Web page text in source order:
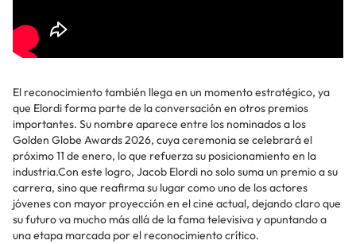
El reconocimiento también llega en un momento estratégico, ya
que Elordi forma parte de la conversación en otros premios
importantes. Su nombre aparece entre los nominados a los
Golden Globe Awards 2026, cuya ceremonia se celebrará el
próximo 11 de enero, lo que refuerza su posicionamiento en la
industria.Con este logro, Jacob Elordi no solo suma un premio a su
carrera, sino que reafirma su lugar como uno de los actores
jóvenes con mayor proyección en el cine actual, dejando claro que
su futuro va mucho más allá de la fama televisiva y apuntando a
una etapa marcada por el reconocimiento crítico.